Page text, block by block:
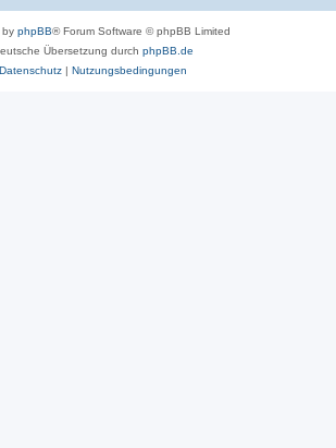
by phpBB® Forum Software © phpBB Limited
Übersetzung durch phpBB.de
Datenschutz| Nutzungsbedingungen